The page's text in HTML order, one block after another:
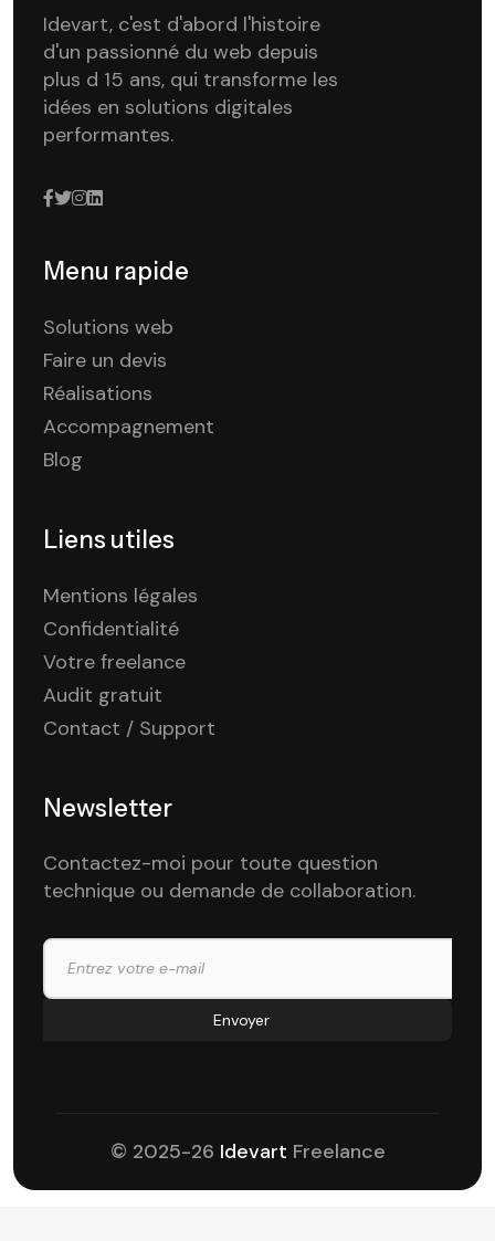
Idevart, c'est d'abord l'histoire
d'un passionné du web depuis
plus d 15 ans, qui transforme les
idées en solutions digitales
performantes.
Menu rapide
Solutions web
Faire un devis
Réalisations
Accompagnement
Blog
Liens utiles
Mentions légales
Confidentialité
Votre freelance
Audit gratuit
Contact / Support
Newsletter
Contactez-moi pour toute question
technique ou demande de collaboration.
© 2025-26 Idevart Freelance